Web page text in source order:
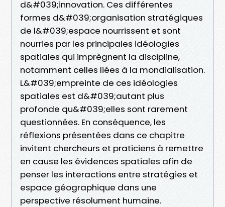
d&#039;innovation. Ces différentes
formes d&#039;organisation stratégiques
de l&#039;espace nourrissent et sont
nourries par les principales idéologies
spatiales qui imprègnent la discipline,
notamment celles liées à la mondialisation.
L&#039;empreinte de ces idéologies
spatiales est d&#039;autant plus
profonde qu&#039;elles sont rarement
questionnées. En conséquence, les
réflexions présentées dans ce chapitre
invitent chercheurs et praticiens à remettre
en cause les évidences spatiales afin de
penser les interactions entre stratégies et
espace géographique dans une
perspective résolument humaine.